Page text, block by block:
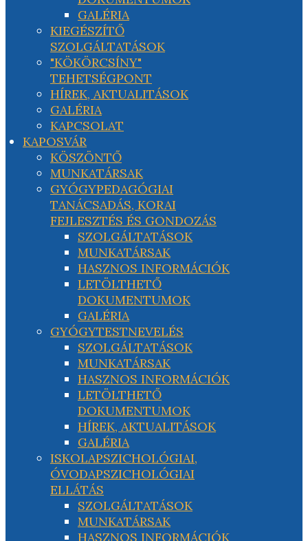
GALÉRIA
KIEGÉSZÍTŐ
SZOLGÁLTATÁSOK
"KÖKÖRCSÍNY"
TEHETSÉGPONT
HÍREK, AKTUALITÁSOK
GALÉRIA
KAPCSOLAT
KAPOSVÁR
KÖSZÖNTŐ
MUNKATÁRSAK
GYÓGYPEDAGÓGIAI
TANÁCSADÁS, KORAI
FEJLESZTÉS ÉS GONDOZÁS
SZOLGÁLTATÁSOK
MUNKATÁRSAK
HASZNOS INFORMÁCIÓK
LETÖLTHETŐ
DOKUMENTUMOK
GALÉRIA
GYÓGYTESTNEVELÉS
SZOLGÁLTATÁSOK
MUNKATÁRSAK
HASZNOS INFORMÁCIÓK
LETÖLTHETŐ
DOKUMENTUMOK
HÍREK, AKTUALITÁSOK
GALÉRIA
ISKOLAPSZICHOLÓGIAI,
ÓVODAPSZICHOLÓGIAI
ELLÁTÁS
SZOLGÁLTATÁSOK
MUNKATÁRSAK
HASZNOS INFORMÁCIÓK